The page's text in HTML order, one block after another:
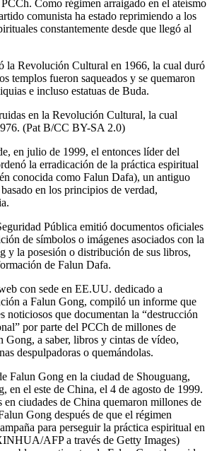
Como régimen arraigado en el ateísmo
comunista ha estado reprimiendo a los
constantemente desde que llegó al
la Revolución Cultural en 1966, la cual duró
templos fueron saqueados y se quemaron
e incluso estatuas de Buda.
en la Revolución Cultural, la cual
(Pat B/CC BY-SA 2.0)
en julio de 1999, el entonces líder del
la erradicación de la práctica espiritual
conocida como Falun Dafa), un antiguo
en los principios de verdad,
Pública emitió documentos oficiales
de símbolos o imágenes asociados con la
y la posesión o distribución de sus libros,
de Falun Dafa.
con sede en EE.UU. dedicado a
a Falun Gong, compiló un informe que
noticiosos que documentan la “destrucción
por parte del PCCh de millones de
Gong, a saber, libros y cintas de vídeo,
despulpadoras o quemándolas.
Falun Gong en la ciudad de Shouguang,
en el este de China, el 4 de agosto de 1999.
en ciudades de China quemaron millones de
Gong después de que el régimen
para perseguir la práctica espiritual en
AFP a través de Getty Images)